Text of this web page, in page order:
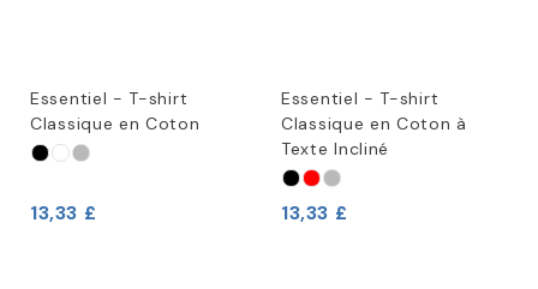
Essentiel - T-shirt
Classique en Coton
13,33 £
Essentiel - T-shirt
Classique en Coton à
Texte Incliné
13,33 £